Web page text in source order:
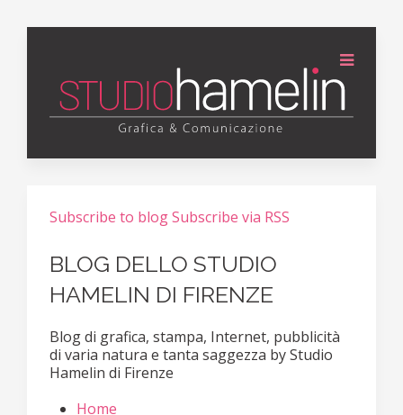
Subscribe to blogSubscribe via RSS
BLOG DELLO STUDIO
HAMELIN DI FIRENZE
Blog di grafica, stampa, Internet, pubblicità
di varia natura e tanta saggezza by Studio
Hamelin di Firenze
Home